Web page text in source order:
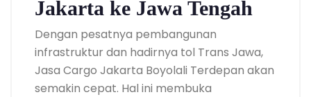
Jakarta ke Jawa Tengah
Dengan pesatnya pembangunan
infrastruktur dan hadirnya tol Trans Jawa,
Jasa Cargo Jakarta Boyolali Terdepan akan
semakin cepat. Hal ini membuka